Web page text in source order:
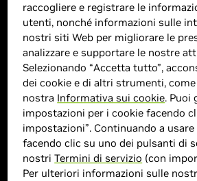
raccogliere e registrare le
utenti, nonché informazioni sulle
nostri siti Web per migliorare le
analizzare e supportare le nostre
Selezionando “Accetta tutto”,
dei cookie e di altri strumenti,
nostra Informativa sui cookie. Puoi
impostazioni per i cookie facendo
impostazioni”. Continuando a
facendo clic su uno dei pulsanti di
nostriTermini di servizio (con
Per ulteriori informazioni sulle